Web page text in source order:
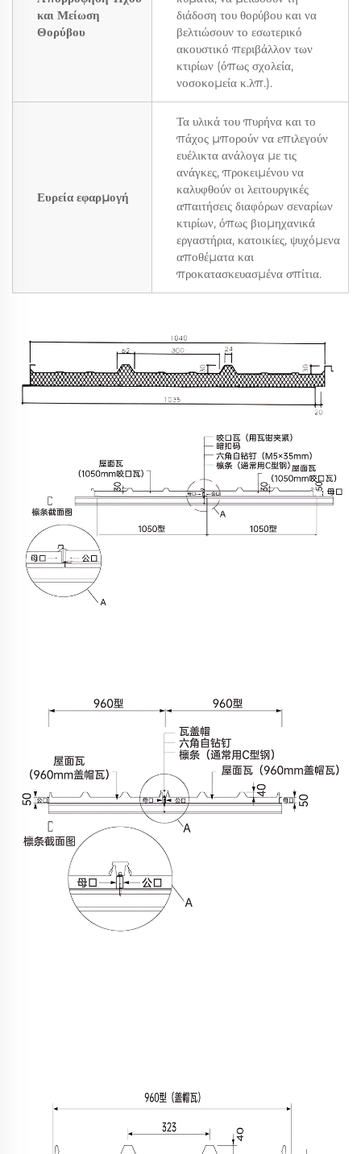
και Μείωση
Θορύβου
διάδοση του θορύβου και να
βελτιώσουν το εσωτερικό
ακουστικό περιβάλλον των
κτιρίων (όπως σχολεία,
νοσοκομεία κ.λπ.).
Ευρεία εφαρμογή
Τα υλικά του πυρήνα και το
πάχος μπορούν να επιλεγούν
ευέλικτα ανάλογα με τις
ανάγκες, προκειμένου να
καλυφθούν οι λειτουργικές
απαιτήσεις διαφόρων σεναρίων
κτιρίων, όπως βιομηχανικά
εργαστήρια, κατοικίες, ψυχόμενα
αποθέματα και
προκατασκευασμένα σπίτια.